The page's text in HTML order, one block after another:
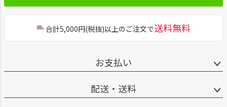
合計5,000円(税抜)以上のご注文で送料無料
お支払い
配送・送料